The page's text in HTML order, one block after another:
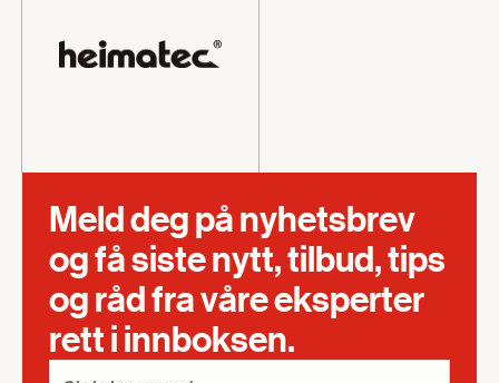
Meld deg på nyhetsbrev
og få siste nytt, tilbud, tips
og råd fra våre eksperter
rett i innboksen.